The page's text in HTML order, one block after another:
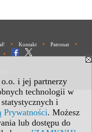
i jej partnerzy
technologii w
i
Prywatności. Możesz
lub dostępu do
• Kontakt • Patronat •
•